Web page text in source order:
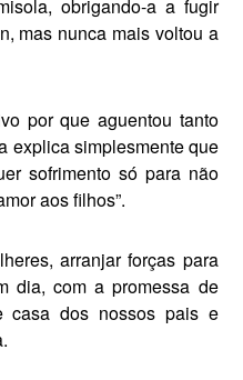
obrigando-a a fugir
mas nunca mais voltou a
por que aguentou tanto
explica sim­plesmente que
sofrimento só para não
aos filhos”.
arranjar forças para
dia, com a pro­messa de
casa dos nossos pais e